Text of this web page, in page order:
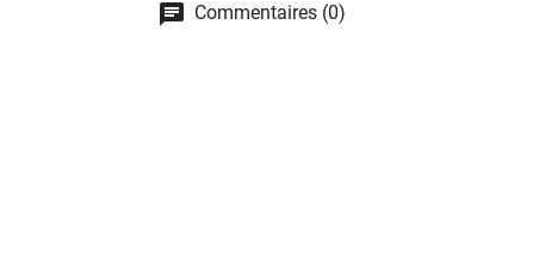
Commentaires (0)